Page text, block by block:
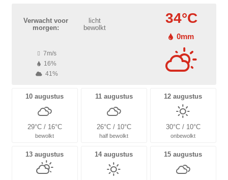
Verwacht voor
morgen:
licht
bewolkt
34°C
0mm
7m/s
16%
41%
10 augustus
29°C / 16°C
bewolkt
11 augustus
26°C / 10°C
half bewolkt
12 augustus
30°C / 10°C
onbewolkt
13 augustus 14 augustus 15 augustus